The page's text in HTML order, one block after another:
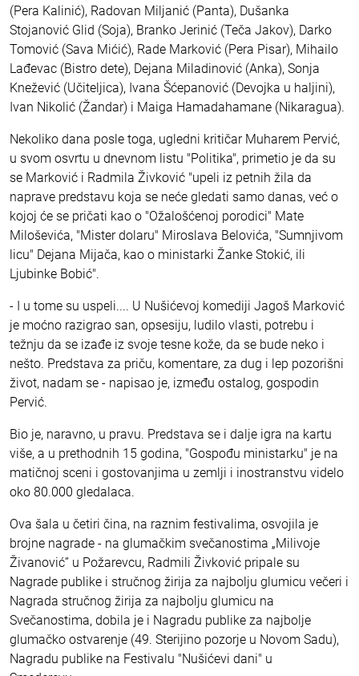
(Pera Kalinić), Radovan Miljanić (Panta), Dušanka
Stojanović Glid (Soja), Branko Jerinić (Teča Jakov), Darko
Tomović (Sava Mićić), Rade Marković (Pera Pisar), Mihailo
Lađevac (Bistro dete), Dejana Miladinović (Anka), Sonja
Knežević (Učiteljica), Ivana Šćepanović (Devojka u haljini),
Ivan Nikolić (Žandar) i Maiga Hamadahamane (Nikaragua).
Nekoliko dana posle toga, ugledni kritičar Muharem Pervić,
u svom osvrtu u dnevnom listu "Politika", primetio je da su
se Marković i Radmila Živković "upeli iz petnih žila da
naprave predstavu koja se neće gledati samo danas, već o
kojoj će se pričati kao o "Ožalošćenoj porodici" Mate
Miloševića, "Mister dolaru" Miroslava Belovića, "Sumnjivom
licu" Dejana Mijača, kao o ministarki Žanke Stokić, ili
Ljubinke Bobić".
- I u tome su uspeli.... U Nušićevoj komediji Jagoš Marković
je moćno razigrao san, opsesiju, ludilo vlasti, potrebu i
težnju da se izađe iz svoje tesne kože, da se bude neko i
nešto. Predstava za priču, komentare, za dug i lep pozorišni
život, nadam se - napisao je, između ostalog, gospodin
Pervić.
Bio je, naravno, u pravu. Predstava se i dalje igra na kartu
više, a u prethodnih 15 godina, "Gospođu ministarku" je na
matičnoj sceni i gostovanjima u zemlji i inostranstvu videlo
oko 80.000 gledalaca.
Ova šala u četiri čina, na raznim festivalima, osvojila je
brojne nagrade - na glumačkim svečanostima „Milivoje
Živanović” u Požarevcu, Radmili Živković pripale su
Nagrade publike i stručnog žirija za najbolju glumicu večeri i
Nagrada stručnog žirija za najbolju glumicu na
Svečanostima, dobila je i Nagradu publike za najbolje
glumačko ostvarenje (49. Sterijino pozorje u Novom Sadu),
Nagradu publike na Festivalu "Nušićevi dani" u